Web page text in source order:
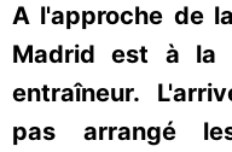
A l'approche de
Madrid est à la
entraîneur.
pas arrangé